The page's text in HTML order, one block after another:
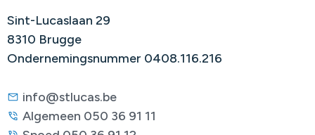
Sint-Lucaslaan 29
8310 Brugge
Ondernemingsnummer 0408.116.216
info@stlucas.be
Algemeen 050 36 91 11